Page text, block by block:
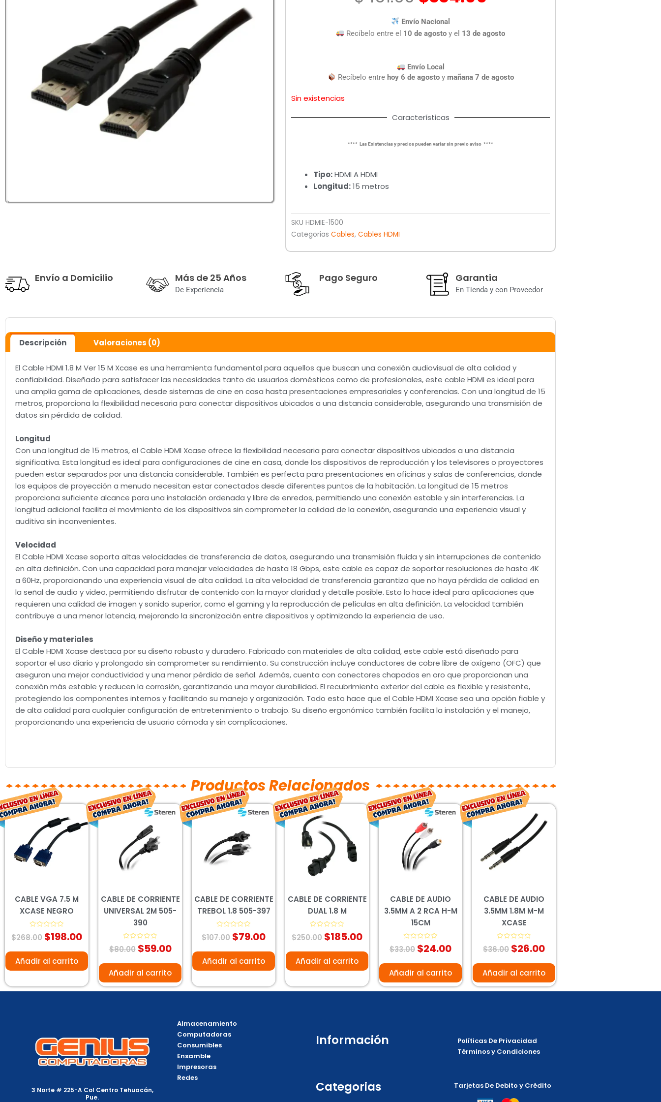
precio
original
era:
$451.00.es:
$334.00.
Envío Nacional
Recíbelo entre el 10 de agosto y el 13 de agosto
Envío Local
Recíbelo entre hoy 6 de agostoy mañana 7 de agosto
Sin existencias
Características
**** Las Existencias y precios pueden variar sin previo aviso ****
Tipo:HDMI A HDMI
Longitud:15 metros
SKU HDMIE-1500
Categorias Cables, Cables HDMI
Envío a Domicilio Más de 25 Años
De Experiencia
Pago Seguro Garantia
En Tienda y con Proveedor
Descripción Valoraciones (0)
El Cable HDMI 1.8 M Ver 15 M Xcase es una herramienta fundamental para aquellos que buscan una conexión audiovisual de alta calidad y
confiabilidad. Diseñado para satisfacer las necesidades tanto de usuarios domésticos como de profesionales, este cable HDMI es ideal para
una amplia gama de aplicaciones, desde sistemas de cine en casa hasta presentaciones empresariales y conferencias. Con una longitud de 15
metros, proporciona la flexibilidad necesaria para conectar dispositivos ubicados a una distancia considerable, asegurando una transmisión de
datos sin pérdida de calidad.
Longitud
Con una longitud de 15 metros, el Cable HDMI Xcase ofrece la flexibilidad necesaria para conectar dispositivos ubicados a una distancia
significativa. Esta longitud es ideal para configuraciones de cine en casa, donde los dispositivos de reproducción y los televisores o proyectores
pueden estar separados por una distancia considerable. También es perfecta para presentaciones en oficinas y salas de conferencias, donde
los equipos de proyección a menudo necesitan estar conectados desde diferentes puntos de la habitación. La longitud de 15 metros
proporciona suficiente alcance para una instalación ordenada y libre de enredos, permitiendo una conexión estable y sin interferencias. La
longitud adicional facilita el movimiento de los dispositivos sin comprometer la calidad de la conexión, asegurando una experiencia visual y
auditiva sin inconvenientes.
Velocidad
El Cable HDMI Xcase soporta altas velocidades de transferencia de datos, asegurando una transmisión fluida y sin interrupciones de contenido
en alta definición. Con una capacidad para manejar velocidades de hasta 18 Gbps, este cable es capaz de soportar resoluciones de hasta 4K
a 60Hz, proporcionando una experiencia visual de alta calidad. La alta velocidad de transferencia garantiza que no haya pérdida de calidad en
la señal de audio y video, permitiendo disfrutar de contenido con la mayor claridad y detalle posible. Esto lo hace ideal para aplicaciones que
requieren una calidad de imagen y sonido superior, como el gaming y la reproducción de películas en alta definición. La velocidad también
contribuye a una menor latencia, mejorando la sincronización entre dispositivos y optimizando la experiencia de uso.
Diseño y materiales
El Cable HDMI Xcase destaca por su diseño robusto y duradero. Fabricado con materiales de alta calidad, este cable está diseñado para
soportar el uso diario y prolongado sin comprometer su rendimiento. Su construcción incluye conductores de cobre libre de oxígeno (OFC) que
aseguran una mejor conductividad y una menor pérdida de señal. Además, cuenta con conectores chapados en oro que proporcionan una
conexión más estable y reducen la corrosión, garantizando una mayor durabilidad. El recubrimiento exterior del cable es flexible y resistente,
protegiendo los componentes internos y facilitando su manejo y organización. Todo esto hace que el Cable HDMI Xcase sea una opción fiable y
de alta calidad para cualquier configuración de entretenimiento o trabajo. Su diseño ergonómico también facilita la instalación y el manejo,
proporcionando una experiencia de usuario cómoda y sin complicaciones.
Productos Relacionados
CABLE VGA 7.5 M
XCASE NEGRO
Valorado
con
de
$268.00
El
precio
original
era:
$268.00.
$198.00
El
precio
$198.00.
Añadir al carrito
CABLE DE CORRIENTE
UNIVERSAL 2M 505-
390
Valorado
con
de
$80.00
El
precio
original
era:
$80.00.
$59.00
El
precio
$59.00.
Añadir al carrito
CABLE DE CORRIENTE
TREBOL 1.8 505-397
Valorado
con
de
$107.00
El
original
era:
$79.00
El
precio
Añadir al carrito
CABLE DE CORRIENTE
DUAL 1.8 M
Valorado
con
de
$250.00
El
precio
original
era:
$250.00.
$185.00
El
precio
$185.00.
Añadir al carrito
CABLE DE AUDIO
3.5MM A 2 RCA H-M
15CM
Valorado
con
de
$33.00
El
precio
original
era:
$33.00.
$24.00
El
precio
$24.00.
Añadir al carrito
CABLE DE AUDIO
3.5MM 1.8M M-M
XCASE
Valorado
con
de
$36.00
El
precio
original
era:
$36.00.
$26.00
precio
Añadir al carrito
3 Norte # 225-A Col Centro Tehuacán,
Pue.
Almacenamiento
Computadoras
Consumibles
Ensamble
Impresoras
Redes
Información
Categorias
Políticas De Privacidad
Términos y Condiciones
Tarjetas De Debito y Crédito